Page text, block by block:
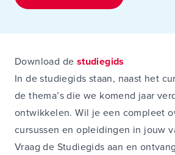
Download de studiegids
In de studiegids staan, naast het
de thema’s die we komend jaar
ontwikkelen. Wil je een compleet
cursussen en opleidingen in jouw
Vraag de Studiegids aan en